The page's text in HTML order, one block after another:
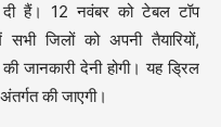
हैं। 12 नवंबर को टेबल टॉप
जिलों को अपनी तैयारियों,
जानकारी देनी होगी। यह ड्रिल
की जाएगी।